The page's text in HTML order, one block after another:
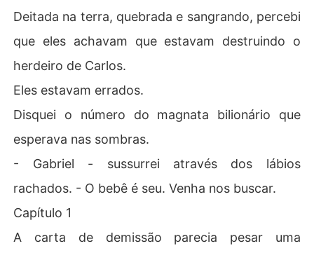
Deitada na terra, quebrada e sangrando, percebi
que eles achavam que estavam destruindo o
herdeiro de Carlos.
Eles estavam errados.
Disquei o número do magnata bilionário que
esperava nas sombras.
- Gabriel - sussurrei através dos lábios
rachados. - O bebê é seu. Venha nos buscar.
Capítulo 1
A carta de demissão parecia pesar uma